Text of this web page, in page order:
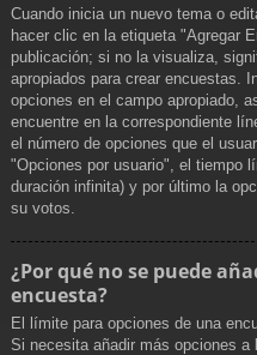
Cuando inicia un nuevo tema o
hacer clic en la etiqueta "Agregar
publicación; si no la visualiza,
apropiados para crear encuestas.
opciones en el campo apropiado,
encuentre en la correspondiente
el número de opciones que el
"Opciones por usuario", el tiempo
duración infinita) y por último la
su votos.
¿Por qué no se puede
encuesta?
El límite para opciones de una
Si necesita añadir más opciones